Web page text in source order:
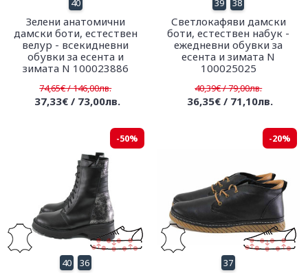
40
Зелени анатомични
дамски боти, естествен
велур - всекидневни
обувки за есента и
зимата N 100023886
74,65€ / 146,00лв.
37,33€ / 73,00лв.
39 38
Светлокафяви дамски
боти, естествен набук -
ежедневни обувки за
есента и зимата N
100025025
40,39€ / 79,00лв.
36,35€ / 71,10лв.
-50%
40 36
-20%
37